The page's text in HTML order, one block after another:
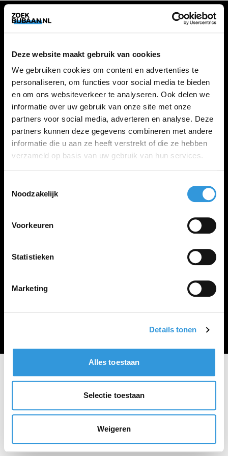
Deze website maakt gebruik van cookies
We gebruiken cookies om content en advertenties te
personaliseren, om functies voor social media te bieden
en om ons websiteverkeer te analyseren. Ook delen we
informatie over uw gebruik van onze site met onze
partners voor social media, adverteren en analyse. Deze
partners kunnen deze gegevens combineren met andere
informatie die u aan ze heeft verstrekt of die ze hebben
verzameld op basis van uw gebruik van hun services.
Noodzakelijk
Voorkeuren
Statistieken
Marketing
Details tonen
Alles toestaan
Selectie toestaan
Weigeren
ZOEKBIJBAAN
FAQ
Kennis maken met MELON
VACATURES
Alle vacatures